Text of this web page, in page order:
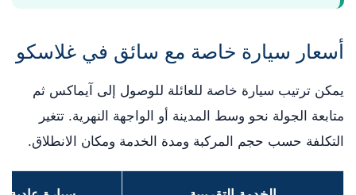
أسعار سيارة خاصة مع سائق في غلاسكو
يمكن ترتيب سيارة خاصة للعائلة للوصول إلى آيماكس ثم
متابعة الجولة نحو وسط المدينة أو الواجهة النهرية. تتغير
التكلفة حسب حجم المركبة ومدة الخدمة ومكان الانطلاق.